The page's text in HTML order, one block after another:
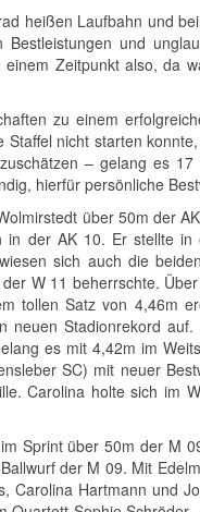
heißen Laufbahn und
und
Zeitpunkt also, da
zu einem
nicht starten
– gelang es
hierfür persönliche
über 50m der
der AK 10. Er stellte in
sich auch die
W 11 beherrschte.
tollen Satz von 4,46m
Stadionrekord
es mit 4,42m im
SC) mit neuer
Carolina holte sich im
Sprint über 50m der M
der M 09. Mit
Carolina Hartmann und